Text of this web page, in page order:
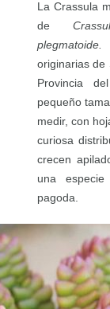
La Crassula
de
originarias de
Provincia
pequeño
medir, con
curiosa
crecen
una
pagoda.